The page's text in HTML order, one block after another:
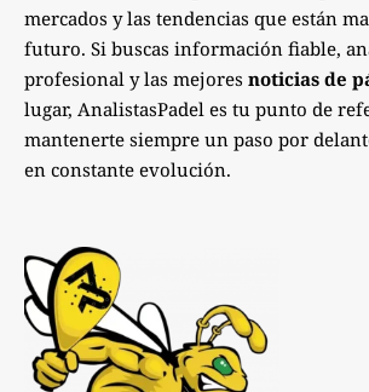
mercados y las tendencias que están
futuro. Si buscas información fiable,
profesional y las mejores noticias de
lugar, AnalistasPadel es tu punto de
mantenerte siempre un paso por
en constante evolución.